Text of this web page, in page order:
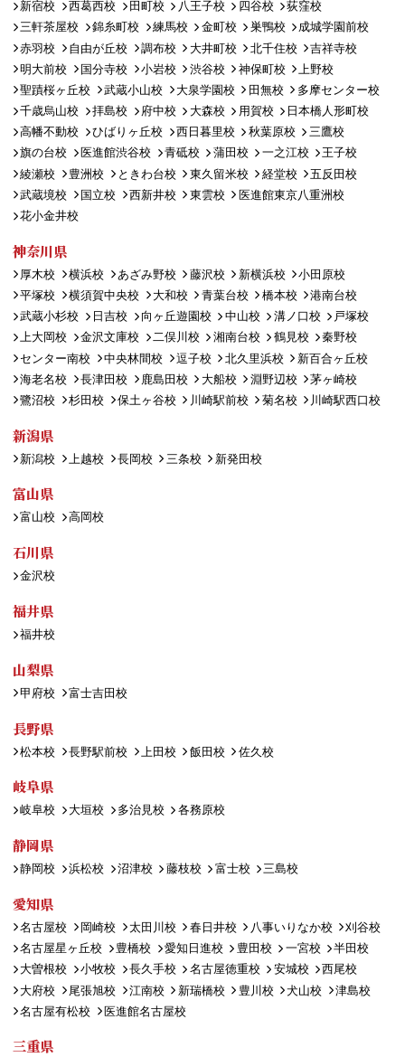
新宿校 西葛西校 田町校 八王子校 四谷校
荻窪校
三軒茶屋校
錦糸町校 練馬校 金町校 巣鴨校
成城学園前校
赤羽校
自由が丘校 調布校 大井町校 北千住校
吉祥寺校
明大前校
国分寺校 小岩校 渋谷校 神保町校
上野校
聖蹟桜ヶ丘校
武蔵小山校 大泉学園校 田無校
多摩センター校
千歳烏山校
拝島校 府中校 大森校 用賀校
日本橋人形町校
高幡不動校
ひばりヶ丘校 西日暮里校 秋葉原校
三鷹校
旗の台校
医進館渋谷校 青砥校 蒲田校 一之江校
王子校
綾瀬校
豊洲校 ときわ台校 東久留米校 経堂校
五反田校
武蔵境校
国立校 西新井校 東雲校
医進館東京八重洲校
花小金井校
神奈川県
厚木校 横浜校 あざみ野校 藤沢校 新横浜校
小田原校
平塚校
横須賀中央校 大和校 青葉台校 橋本校
港南台校
武蔵小杉校
日吉校 向ヶ丘遊園校 中山校 溝ノ口校
戸塚校
上大岡校
金沢文庫校 二俣川校 湘南台校 鶴見校
秦野校
センター南校
中央林間校 逗子校 北久里浜校
新百合ヶ丘校
海老名校
長津田校 鹿島田校 大船校 淵野辺校
茅ヶ崎校
鷺沼校
杉田校 保土ヶ谷校 川崎駅前校 菊名校 川崎駅西口校
新潟県
新潟校 上越校 長岡校 三条校 新発田校
富山県
富山校 高岡校
石川県
金沢校
福井県
福井校
山梨県
甲府校 富士吉田校
長野県
松本校 長野駅前校 上田校 飯田校 佐久校
岐阜県
岐阜校 大垣校 多治見校 各務原校
静岡県
静岡校 浜松校 沼津校 藤枝校 富士校 三島校
愛知県
名古屋校 岡崎校 太田川校 春日井校 八事いりなか校
刈谷校
名古屋星ヶ丘校
豊橋校 愛知日進校 豊田校 一宮校
半田校
大曽根校
小牧校 長久手校 名古屋徳重校 安城校
西尾校
大府校
尾張旭校 江南校 新瑞橋校 豊川校 犬山校
津島校
名古屋有松校
医進館名古屋校
三重県